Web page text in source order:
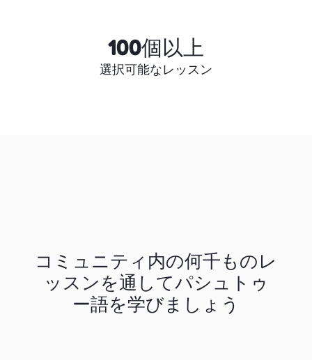
100個以上
選択可能なレッスン
コミュニティ内の何千ものレ
ッスンを通してパシュトゥ
ー語を学びましょう